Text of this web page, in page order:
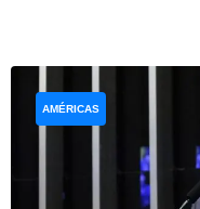
AMÉRICAS